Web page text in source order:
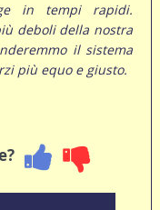
in tempi rapidi.
deboli della nostra
il sistema
più equo e giusto.